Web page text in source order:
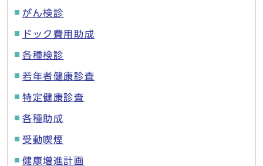
がん検診
ドック費用助成
各種検診
若年者健康診査
特定健康診査
各種助成
受動喫煙
健康増進計画